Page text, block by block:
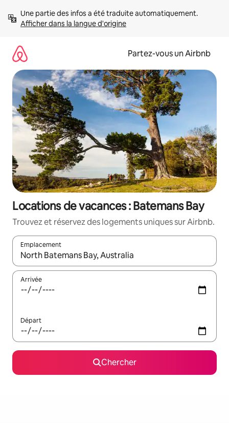
directement
Afficher dans la langue d'origine
Partez-vous un Airbnb
Locations de vacances : Batemans Bay
Trouvez et réservez des logements uniques sur Airbnb.
Emplacement
Quand les résultats sont affichés, parcourez-les en utilisant
Arrivée
Départ
Chercher